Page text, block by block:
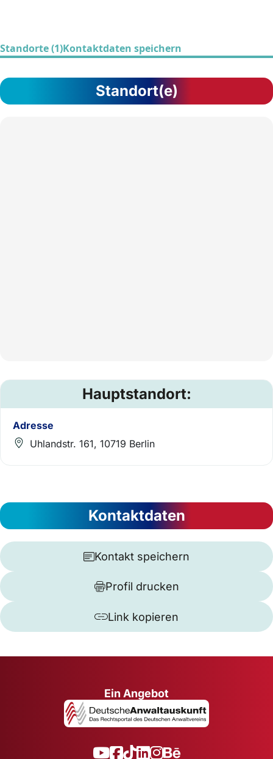
Standorte (1)Kontaktdaten speichern
Standort(e)
Hauptstandort:
Adresse
Uhlandstr. 161, 10719 Berlin
Kontaktdaten
Kontakt speichern
Profil drucken
Link kopieren
Ein Angebot